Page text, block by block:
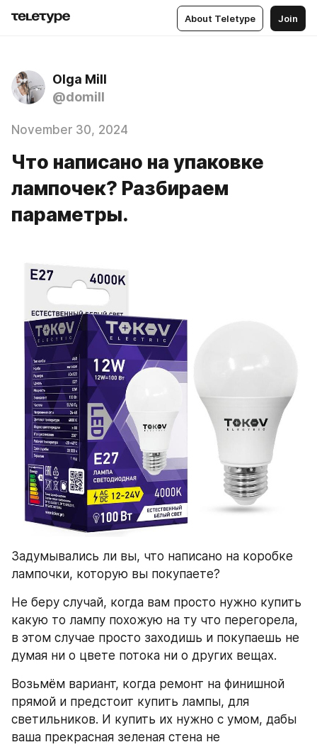
About Teletype Join
Olga Mill
@domill
November 30, 2024
Что написано на упаковке
лампочек? Разбираем
параметры.
Задумывались ли вы, что написано на коробке
лампочки, которую вы покупаете?
Не беру случай, когда вам просто нужно купить
какую то лампу похожую на ту что перегорела,
в этом случае просто заходишь и покупаешь не
думая ни о цвете потока ни о других вещах.
Возьмём вариант, когда ремонт на финишной
прямой и предстоит купить лампы, для
светильников. И купить их нужно с умом, дабы
ваша прекрасная зеленая стена не